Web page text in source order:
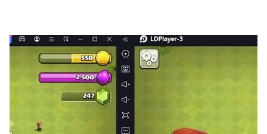
們：
面子書：
https://www.facebook.com/EggheadGames